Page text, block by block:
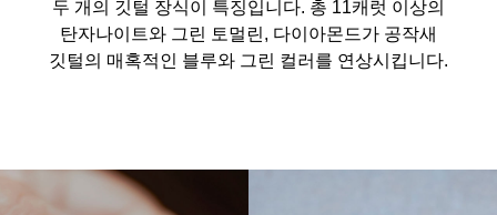
두 개의 깃털 장식이 특징입니다. 총 11캐럿 이상의
탄자나이트와 그린 토멀린, 다이아몬드가 공작새
깃털의 매혹적인 블루와 그린 컬러를 연상시킵니다.